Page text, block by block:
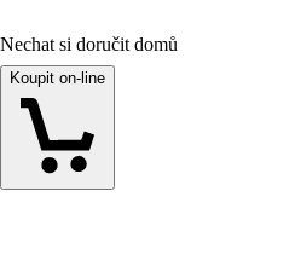
Nechat si doručit domů
Koupit on-line